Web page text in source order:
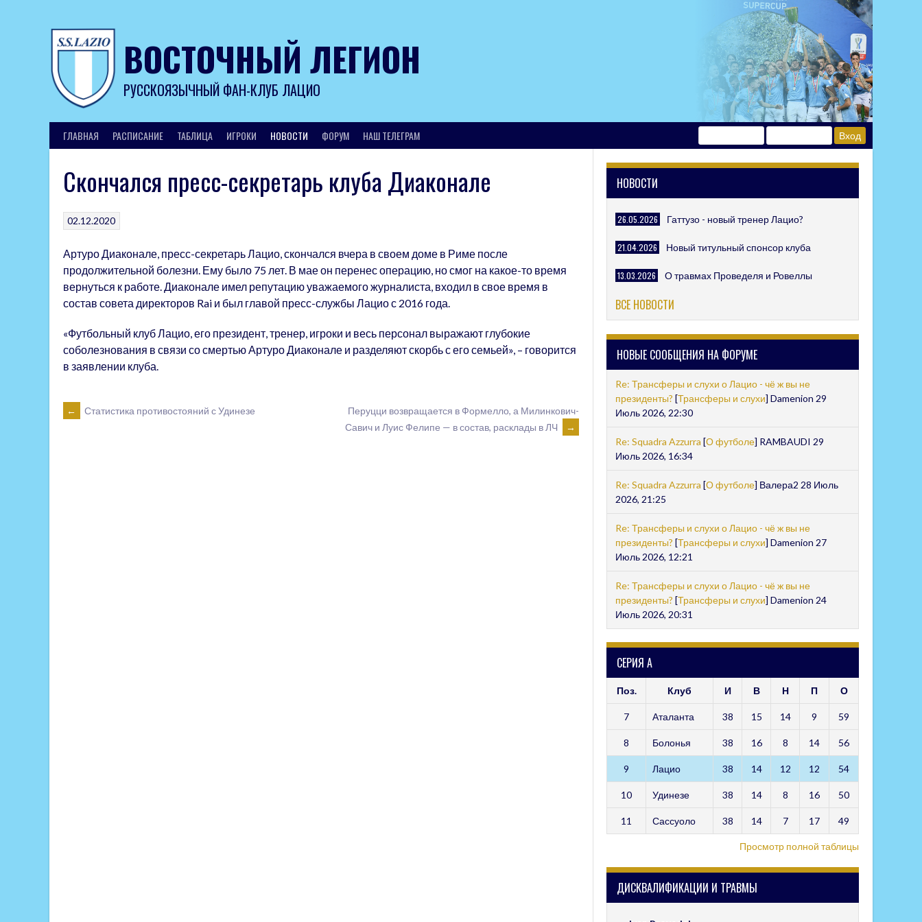
ВОСТОЧНЫЙ ЛЕГИОН
РУССКОЯЗЫЧНЫЙ ФАН-КЛУБ ЛАЦИО
ГЛАВНАЯ РАСПИСАНИЕ ТАБЛИЦА ИГРОКИ НОВОСТИ ФОРУМ НАШ ТЕЛЕГРАМ
Скончался пресс-секретарь клуба Диаконале
02.12.2020
Артуро Диаконале, пресс-секретарь Лацио, скончался вчера в своем доме в Риме после
продолжительной болезни. Ему было 75 лет. В мае он перенес операцию, но смог на какое-то время
вернуться к работе. Диаконале имел репутацию уважаемого журналиста, входил в свое время в
состав совета директоров Rai и был главой пресс-службы Лацио с 2016 года.
«Футбольный клуб Лацио, его президент, тренер, игроки и весь персонал выражают глубокие
соболезнования в связи со смертью Артуро Диаконале и разделяют скорбь с его семьей», – говорится
в заявлении клуба.
POST
← Статистика противостояний с Удинезе
Перуцци возвращается в Формелло, а Милинкович-
Савич и Луис Фелипе — в состав, расклады в ЛЧ
→
НОВОСТИ
26.05.2026 Гаттузо - новый тренер Лацио?
21.04.2026 Новый титульный спонсор клуба
13.03.2026 О травмах Проведеля и Ровеллы
ВСЕ НОВОСТИ
НОВЫЕ СООБЩЕНИЯ НА ФОРУМЕ
Re: Трансферы и слухи о Лацио - чё ж вы не
президенты? [Трансферы и слухи] Damenion 29
Июль 2026, 22:30
Re: Squadra Azzurra [О футболе] RAMBAUDI 29
Июль 2026, 16:34
Re: Squadra Azzurra [О футболе] Валера2 28 Июль
2026, 21:25
Re: Трансферы и слухи о Лацио - чё ж вы не
президенты? [Трансферы и слухи] Damenion 27
Июль 2026, 12:21
Re: Трансферы и слухи о Лацио - чё ж вы не
президенты? [Трансферы и слухи] Damenion 24
Июль 2026, 20:31
СЕРИЯ А
Поз. Клуб И В Н П О
7 Аталанта 38 15 14 9 59
8 Болонья 38 16 8 14 56
9 Лацио 38 14 12 12 54
10 Удинезе 38 14 8 16 50
11 Сассуоло 38 14 7 17 49
Просмотр полной таблицы
ДИСКВАЛИФИКАЦИИ И ТРАВМЫ